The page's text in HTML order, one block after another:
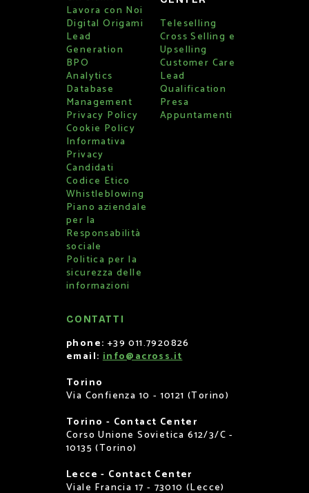
Lavora con Noi
Digital Origami
Lead
Generation
BPO
Analytics
Database
Management
Privacy Policy
Cookie Policy
Informativa
Privacy
Candidati
Codice Etico
Whistleblowing
Piano aziendale
per la
Responsabilità
sociale
Politica per la
sicurezza delle
informazioni
Teleselling
Cross Selling e
Upselling
Customer Care
Lead
Qualification
Presa
Appuntamenti
CONTATTI
phone: +39 011.7920826
email: info@across.it
Torino
Via Confienza 10 - 10121 (Torino)
Torino - Contact Center
Corso Unione Sovietica 612/3/C -
10135 (Torino)
Lecce - Contact Center
Viale Francia 17 - 73010 (Lecce)